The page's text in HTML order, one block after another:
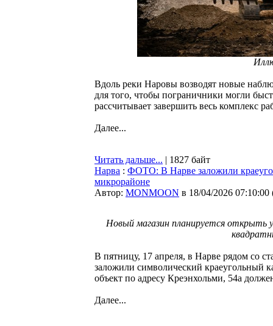
Вдоль реки Наровы возводят новые
для того, чтобы пограничники могли
рассчитывает завершить весь комплекс
Далее...
Читать дальше... | 1827 байт
Нарва : ФОТО: В Нарве заложили
микрорайоне
Автор: MONMOON в 18/04/2026 07:10:00
Новый магазин планируется открыть
В пятницу, 17 апреля, в Нарве рядом со
заложили символический краеугольный
объект по адресу Креэнхольми, 54а
Далее...